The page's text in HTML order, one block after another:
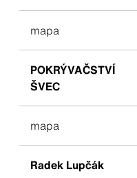
mapa
POKRÝVAČSTVÍ
ŠVEC
mapa
Radek Lupčák